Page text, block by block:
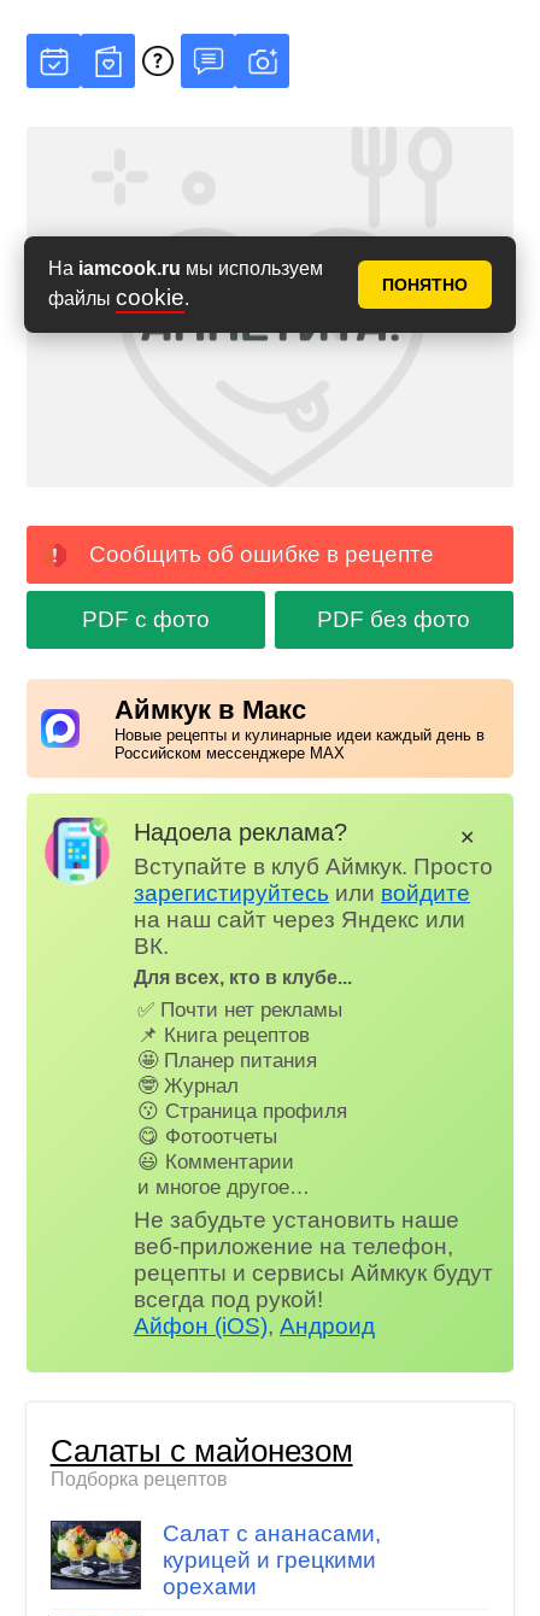
На iamcook.ru мы используем
файлы cookie.
ПОНЯТНО
Сообщить об ошибке в рецепте
PDF с фото PDF без фото
Аймкук в Макс
Новые рецепты и кулинарные идеи каждый день в
Российском мессенджере MAX
Надоела реклама?
Вступайте в клуб Аймкук. Просто
зарегистируйтесь или войдите
на наш сайт через Яндекс или
ВК.
Для всех, кто в клубе...
✅ Почти нет рекламы
📌 Книга рецептов
🤩 Планер питания
🤓 Журнал
😗 Страница профиля
😋 Фотоотчеты
😃 Комментарии
и многое другое…
Не забудьте установить наше
веб-приложение на телефон,
рецепты и сервисы Аймкук будут
всегда под рукой!
Айфон (iOS),Андроид
✕
Салаты с майонезом
Подборка рецептов
Салат с ананасами,
курицей и грецкими
орехами